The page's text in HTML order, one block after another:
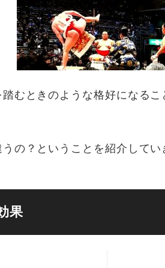
むときのような格好になる
の？ということを紹介してい
果